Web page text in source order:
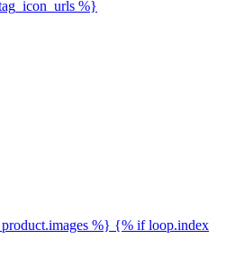
%}
%} {% if loop.index